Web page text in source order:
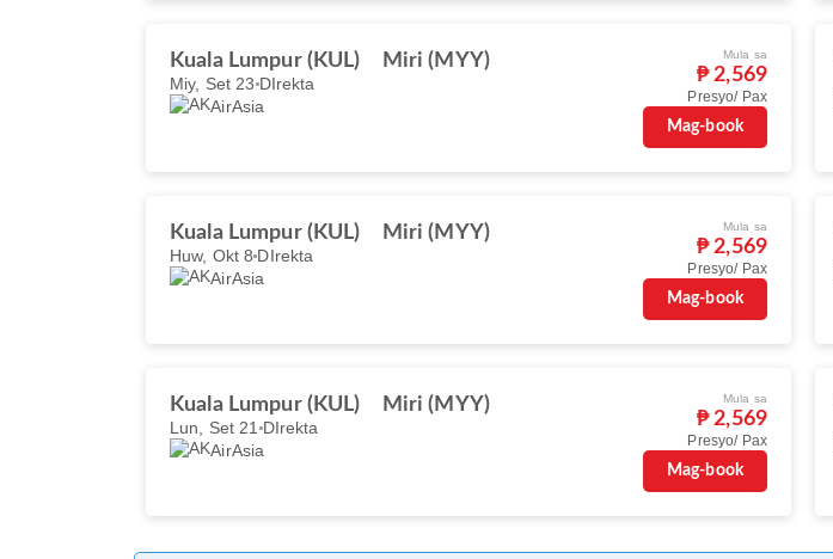
Kuala Lumpur (KUL) Miri (MYY)
Miy, Set 23 DIrekta
AirAsia
Mula sa
₱ 2,569
Presyo/ Pax
Mag-book
Kuala Lumpur (KUL) Miri (MYY)
Huw, Okt 8 DIrekta
AirAsia
Mula sa
₱ 2,569
Presyo/ Pax
Mag-book
Kuala Lumpur (KUL) Miri (MYY)
Lun, Set 21 DIrekta
AirAsia
Mula sa
₱ 2,569
Presyo/ Pax
Mag-book